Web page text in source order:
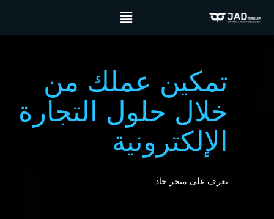
تمكين عملك من
خلال حلول التجارة
الإلكترونية
تعرف على متجر جاد